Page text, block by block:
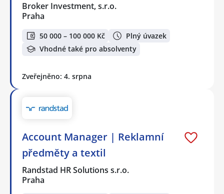
Broker Investment, s.r.o.
Praha
50 000 – 100 000 Kč
Plný úvazek
Vhodné také pro absolventy
Zveřejněno: 4. srpna
Account Manager | Reklamní
předměty a textil
Randstad HR Solutions s.r.o.
Praha